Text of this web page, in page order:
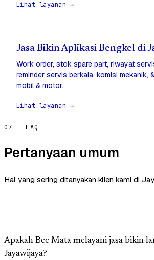
Lihat layanan →
Jasa Bikin Aplikasi Bengkel di
Work order, stok spare part, riwayat
reminder servis berkala, komisi mekanik,
mobil & motor.
Lihat layanan →
07 — FAQ
Pertanyaan umum
Hal yang sering ditanyakan klien kami di
Apakah Bee Mata melayani jasa bikin
Jayawijaya?